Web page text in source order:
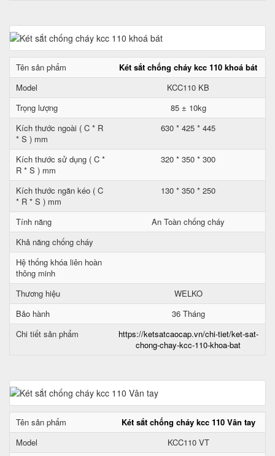
Tên sản phẩm
Két sắt chống cháy kcc 110 khoá bát
Model
KCC110 KB
Trọng lượng
85 ± 10kg
Kích thước ngoài ( C * R
* S ) mm
630 * 425 * 445
Kích thước sử dụng ( C *
R * S ) mm
320 * 350 * 300
Kích thước ngăn kéo ( C
* R * S ) mm
130 * 350 * 250
Tính năng
An Toàn chống cháy
Khả năng chống cháy
Hệ thống khóa liên hoàn
thông minh
Thương hiệu
WELKO
Bảo hành
36 Tháng
Chi tiết sản phẩm
https://ketsatcaocap.vn/chi-tiet/ket-sat-
chong-chay-kcc-110-khoa-bat
Tên sản phẩm
Két sắt chống cháy kcc 110 Vân tay
Model
KCC110 VT